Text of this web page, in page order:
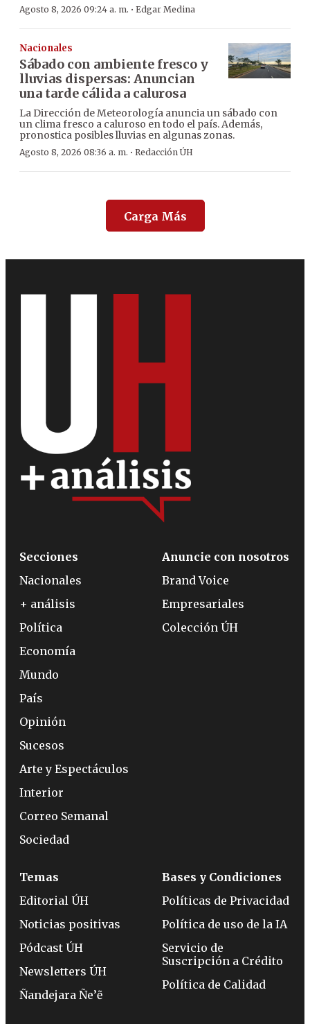
Agosto 8, 2026 09:24 a. m. · Edgar Medina
Nacionales
Sábado con ambiente fresco y
lluvias dispersas: Anuncian
una tarde cálida a calurosa
La Dirección de Meteorología anuncia un sábado con
un clima fresco a caluroso en todo el país. Además,
pronostica posibles lluvias en algunas zonas.
Agosto 8, 2026 08:36 a. m. · Redacción ÚH
Carga Más
Secciones
Nacionales
+ análisis
Política
Economía
Mundo
País
Opinión
Sucesos
Arte y Espectáculos
Interior
Correo Semanal
Sociedad
Anuncie con nosotros
Brand Voice
Empresariales
Colección ÚH
Temas
Editorial ÚH
Noticias positivas
Pódcast ÚH
Newsletters ÚH
Ñandejara Ñe’ẽ
Bases y Condiciones
Políticas de Privacidad
Política de uso de la IA
Servicio de
Suscripción a Crédito
Política de Calidad